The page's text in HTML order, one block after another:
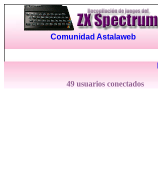
Comunidad Astalaweb
49 usuarios conectados